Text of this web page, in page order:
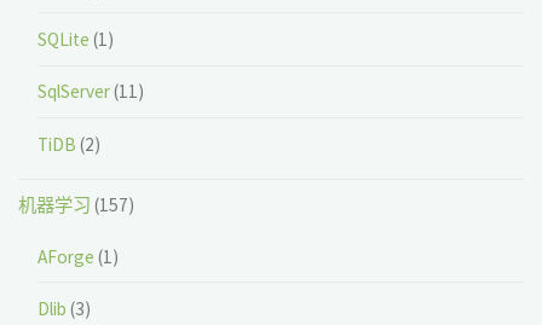
SQLite (1)
SqlServer(11)
TiDB (2)
机器学习 (157)
AForge (1)
Dlib (3)